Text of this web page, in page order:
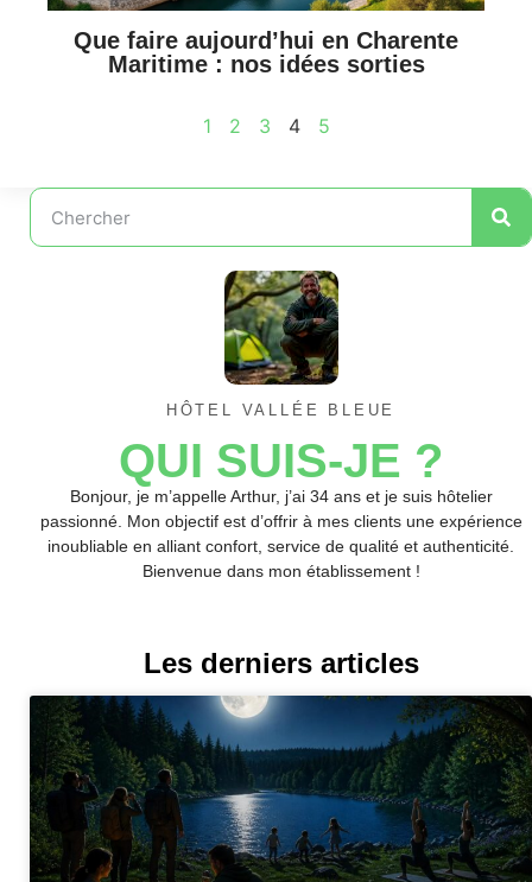
Que faire aujourd’hui en Charente
Maritime : nos idées sorties
1 2 3 4 5
HÔTEL VALLÉE BLEUE
QUI SUIS-JE ?
Bonjour, je m’appelle Arthur, j’ai 34 ans et je suis hôtelier
passionné. Mon objectif est d’offrir à mes clients une expérience
inoubliable en alliant confort, service de qualité et authenticité.
Bienvenue dans mon établissement !
Les derniers articles